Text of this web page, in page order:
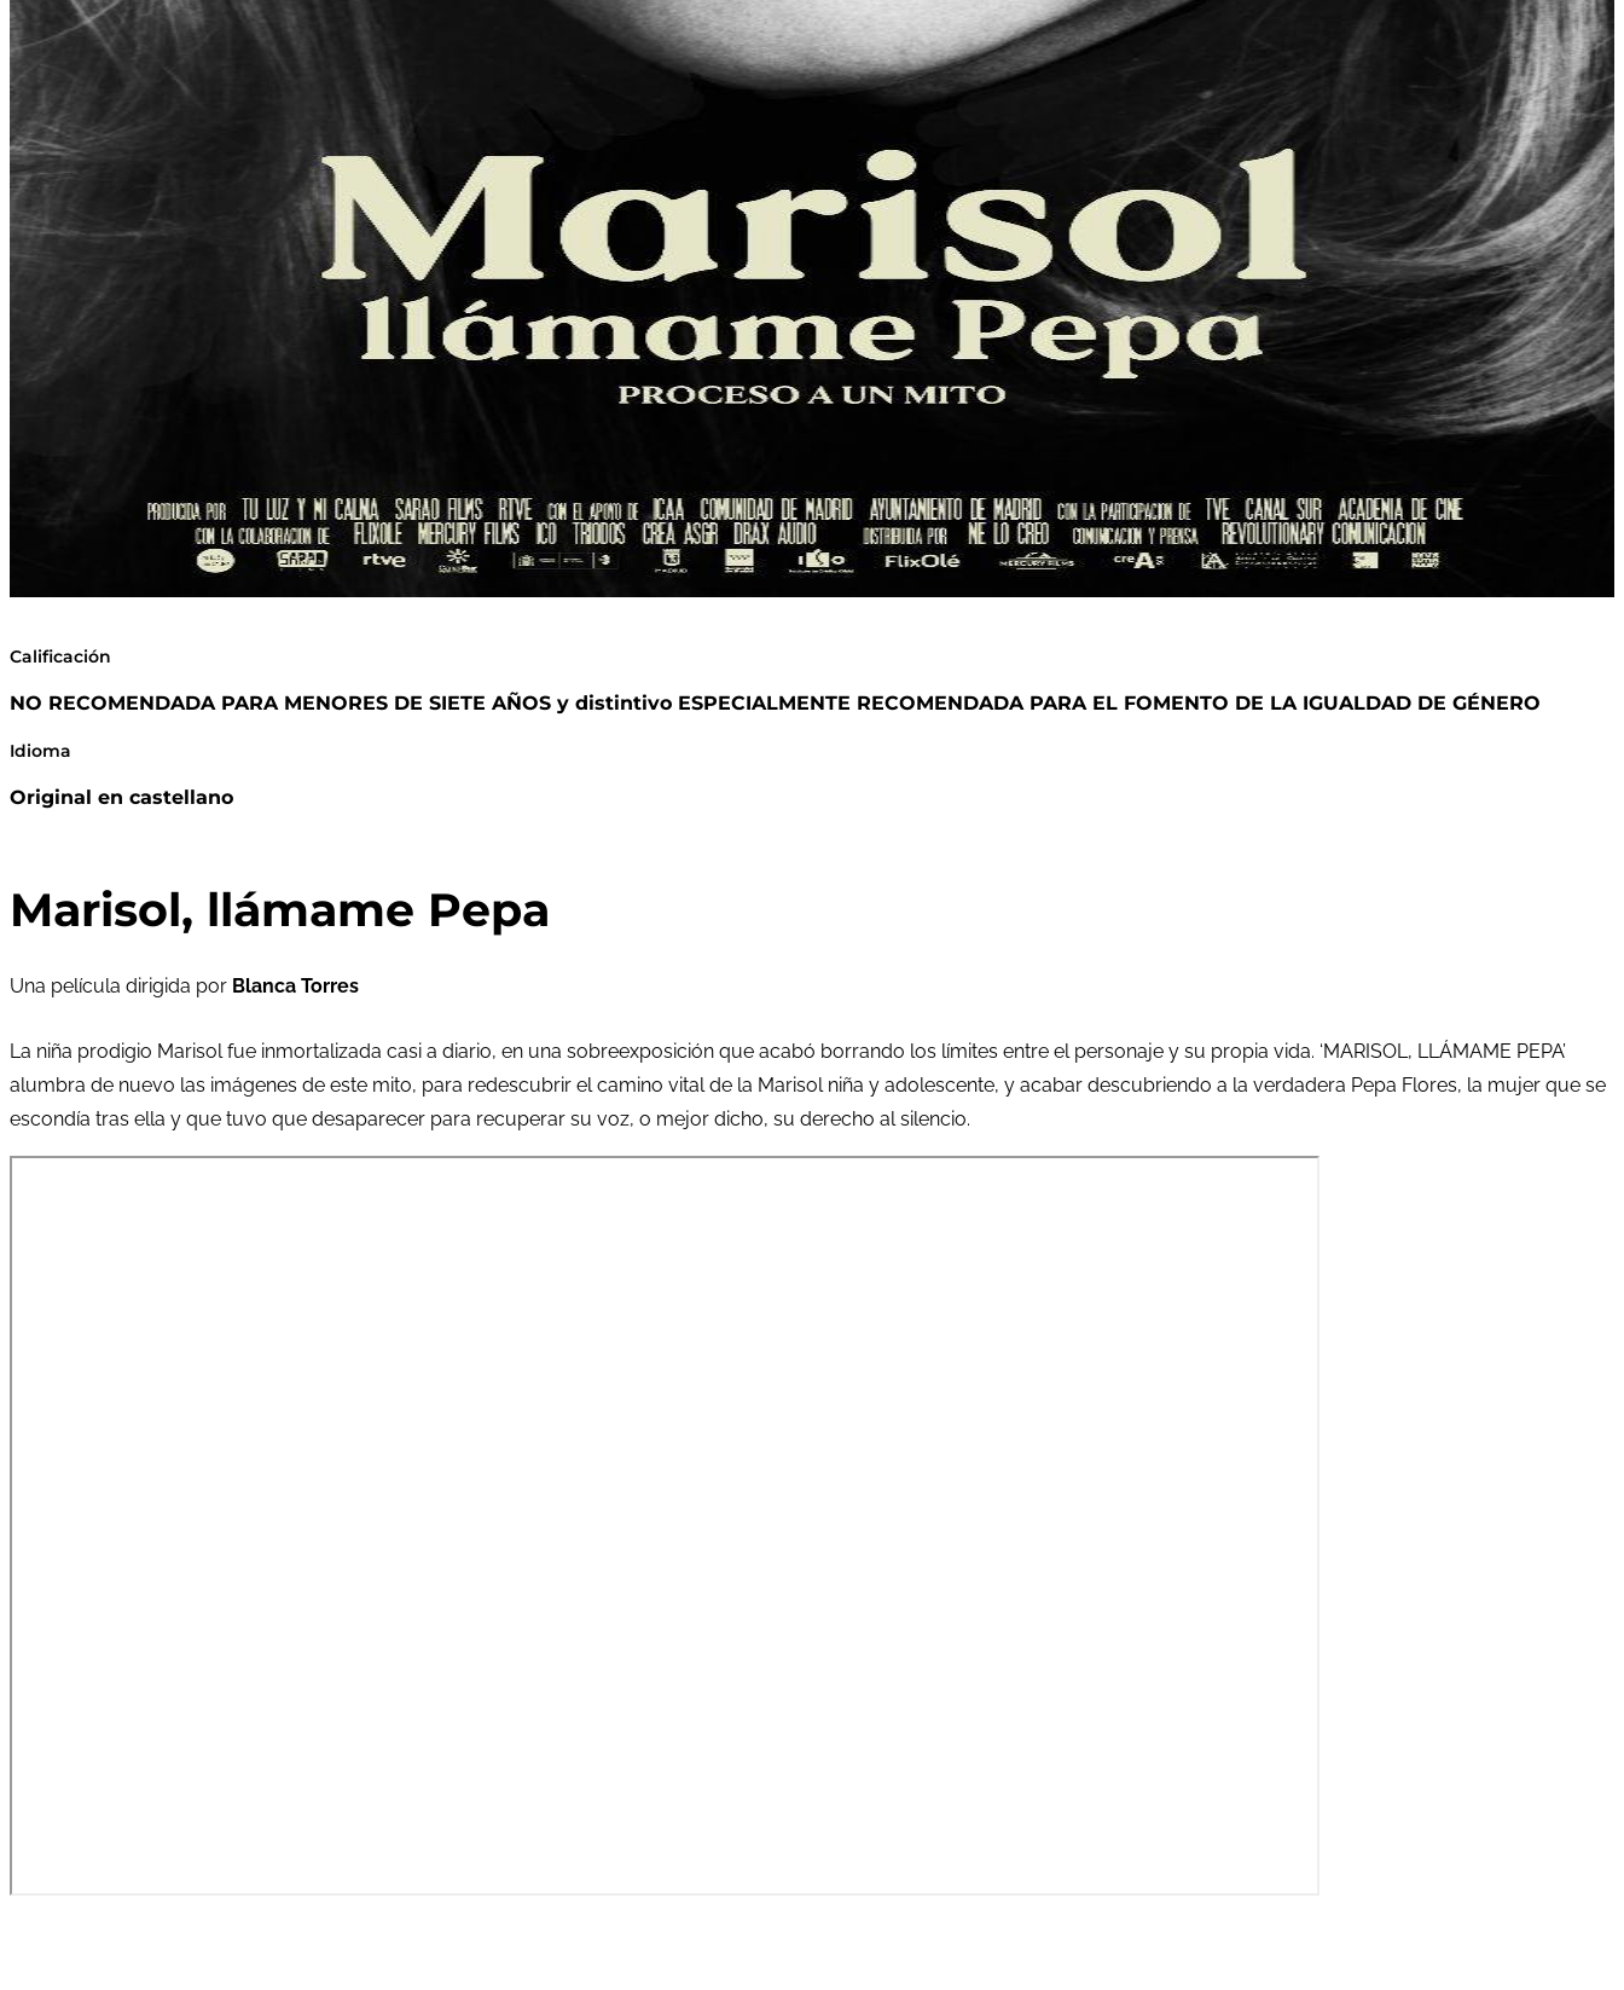
Calificación
NO RECOMENDADA PARA MENORES DE SIETE AÑOS y distintivo ESPECIALMENTE RECOMENDADA PARA EL FOMENTO DE LA IGUALDAD DE GÉNERO
Idioma
Original en castellano
Marisol, llámame Pepa
Una película dirigida por Blanca Torres
La niña prodigio Marisol fue inmortalizada casi a diario, en una sobreexposición que acabó borrando los límites entre el personaje y su propia vida. ‘MARISOL, LLÁMAME PEPA’
alumbra de nuevo las imágenes de este mito, para redescubrir el camino vital de la Marisol niña y adolescente, y acabar descubriendo a la verdadera Pepa Flores, la mujer que se
escondía tras ella y que tuvo que desaparecer para recuperar su voz, o mejor dicho, su derecho al silencio.